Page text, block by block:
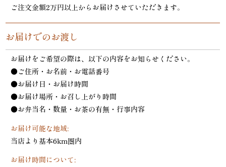
ご注文金額2万円以上からお届けさせていただきます。
お届けでのお渡し
お届けをご希望の際は、以下の内容をお知らせください。
●ご住所・お名前・お電話番号
●お届け日・お届け時間
●お届け場所・お召し上がり時間
●お弁当名・数量・お茶の有無・行事内容
お届け可能な地域:
当店より基本6km圏内
お届け時間について: